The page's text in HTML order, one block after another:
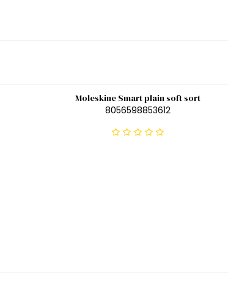
Moleskine Smart plain soft sort
8056598853612